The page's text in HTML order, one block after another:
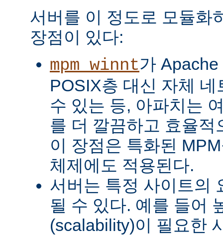
서버를 이 정도로 모듈화
장점이 있다:
mpm_winnt가
POSIX층 대신 자체
수 있는 등, 아파치는
를 더 깔끔하고 효율적
이 장점은 특화된
체제에도 적용된다.
서버는 특정 사이트의
될 수 있다. 예를 들어
(scalability)이 필요한